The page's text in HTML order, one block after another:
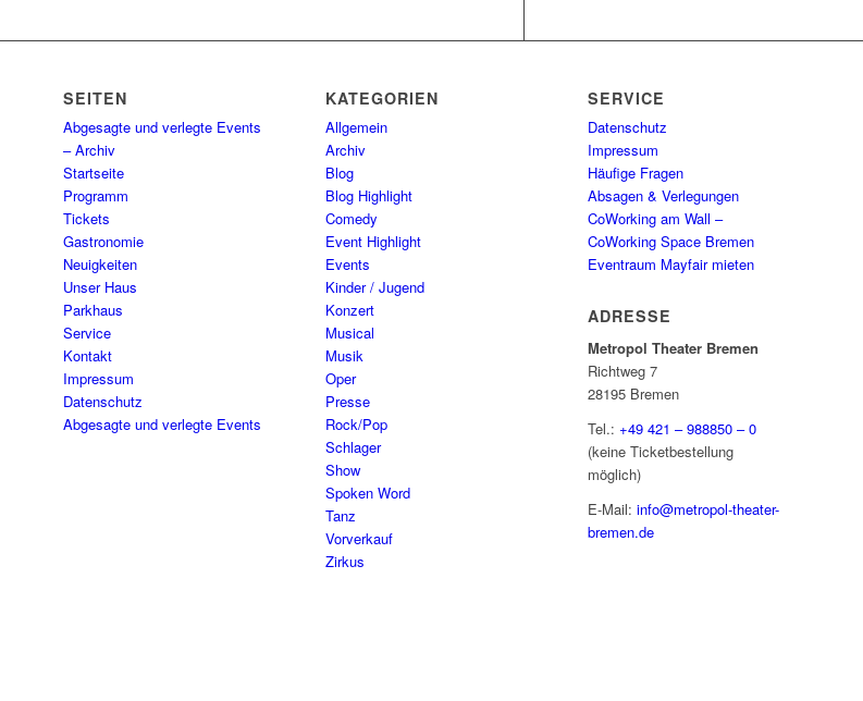
SEITEN
Abgesagte und verlegte Events
– Archiv
Startseite
Programm
Tickets
Gastronomie
Neuigkeiten
Unser Haus
Parkhaus
Service
Kontakt
Impressum
Datenschutz
Abgesagte und verlegte Events
KATEGORIEN
Allgemein
Archiv
Blog
Blog Highlight
Comedy
Event Highlight
Events
Kinder / Jugend
Konzert
Musical
Musik
Oper
Presse
Rock/Pop
Schlager
Show
Spoken Word
Tanz
Vorverkauf
Zirkus
SERVICE
Datenschutz
Impressum
Häufige Fragen
Absagen & Verlegungen
CoWorking am Wall –
CoWorking Space Bremen
Eventraum Mayfair mieten
ADRESSE
Metropol Theater Bremen
Richtweg 7
28195 Bremen
Tel.: +49 421 – 988850 – 0
(keine Ticketbestellung
möglich)
E-Mail: info@metropol-theater-
bremen.de